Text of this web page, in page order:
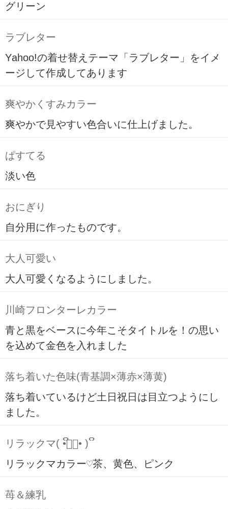
グリーン
ラブレター
Yahoo!の着せ替えテーマ「ラブレター」をイメ
ージして作成してあります
爽やかくすみカラー
爽やかで見やすい色合いに仕上げました。
ぱすてる
淡い色
おにぎり
自分用に作ったものです。
大人可愛い
大人可愛くなるようにしました。
川崎フロンターレカラー
青と黒をベースに今年こそタイトルを！の思い
を込めて金色を入れました
落ち着いた色味(青基調×薄赤×薄黄)
落ち着いているけど土日祝日は目立つようにし
ました。
リラックマ( ິ•ᆺ⃘• )ິ
リラックマカラー♡茶、黄色、ピンク
苺＆練乳